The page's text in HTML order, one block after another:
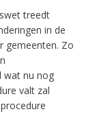
treedt
in de
gemeenten. Zo
wat nu nog
valt zal